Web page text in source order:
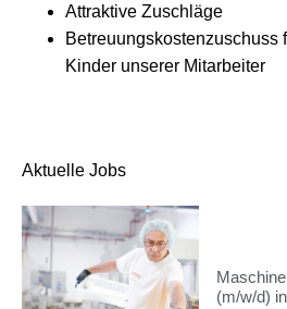
Attraktive Zuschläge
Betreuungskostenzuschuss
Kinder unserer Mitarbeiter
Aktuelle Jobs
(m/w/d)